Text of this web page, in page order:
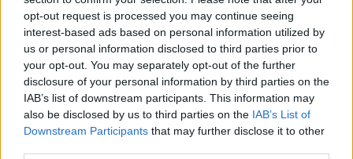
opt-out request is processed you may continue seeing
interest-based ads based on personal information utilized by
us or personal information disclosed to third parties prior to
your opt-out. You may separately opt-out of the further
disclosure of your personal information by third parties on the
IAB’s list of downstream participants. This information may
also be disclosed by us to third parties on the IAB’s List of
Downstream Participants that may further disclose it to other
Protesta e 69 kundër
qeverisë/ Qytetarët
kërkojnë dorëheqjen e
Ramës, nis grumbullimi në
Video/ Tragjedi në Ceuta, i
riu që po tentonte të
kalonte ilegalisht nga
Maroku me parashutë bie